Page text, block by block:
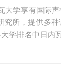
大学享有国际
所，提供多
学排名中日内